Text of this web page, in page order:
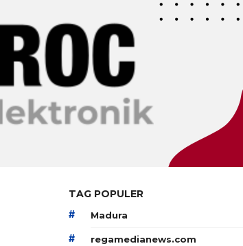
TAG POPULER
# Madura
# regamedianews.com